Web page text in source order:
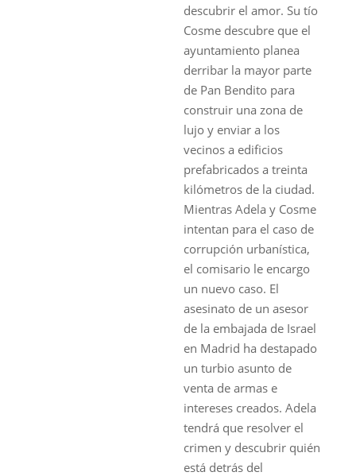
descubrir el amor. Su tío
Cosme descubre que el
ayuntamiento planea
derribar la mayor parte
de Pan Bendito para
construir una zona de
lujo y enviar a los
vecinos a edificios
prefabricados a treinta
kilómetros de la ciudad.
Mientras Adela y Cosme
intentan para el caso de
corrupción urbanística,
el comisario le encargo
un nuevo caso. El
asesinato de un asesor
de la embajada de Israel
en Madrid ha destapado
un turbio asunto de
venta de armas e
intereses creados. Adela
tendrá que resolver el
crimen y descubrir quién
está detrás del